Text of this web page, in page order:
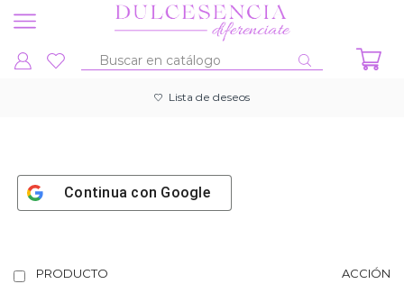
Entrada
búsqueda
Lista de deseos
Continua con Google
PRODUCTO ACCIÓN